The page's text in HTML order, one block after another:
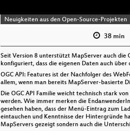
Neuigkeiten aus den Open-Source-Projekten
38 min
Seit Version 8 unterstützt MapServer auch die
konfiguriert, dass die eigenen Daten auch
OGC API: Features ist der Nachfolger des
allem, wenn man bereits MapServer-basierte
Die OGC API Familie weicht technisch stark
werden. Wie immer merken die
gesehen haben, dass der Menü-Eintrag zum
eintauchen und Kenntnisse der Hintergründe
MapServers gezeigt sondern auch die